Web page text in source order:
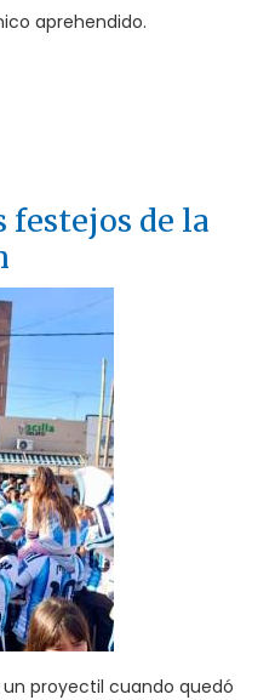
aprehendido.
festejos de la
proyectil cuando quedó